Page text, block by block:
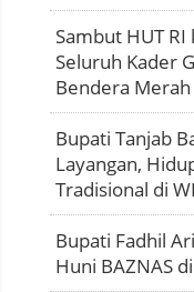
Sambut HUT
Seluruh Kader
Bendera
Bupati Tanjab
Layangan,
Tradisional di
Bupati Fadhil
Huni BAZNAS